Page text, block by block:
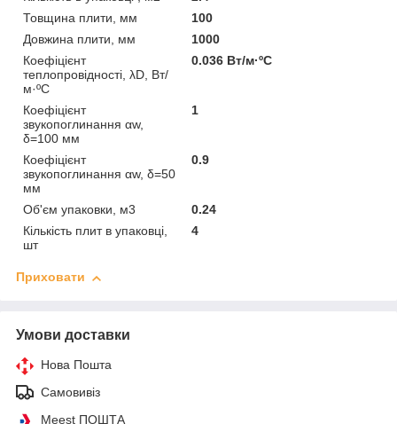
Товщина плити, мм
100
Довжина плити, мм
1000
Коефіцієнт
теплопровідності, λD, Вт/
м·ºC
0.036 Вт/м·ºC
Коефіцієнт
звукопоглинання αw,
δ=100 мм
1
Коефіцієнт
звукопоглинання αw, δ=50
мм
0.9
Об'єм упаковки, м3
0.24
Кількість плит в упаковці,
шт
4
Приховати
Умови доставки
Нова Пошта
Самовивіз
Meest ПОШТА